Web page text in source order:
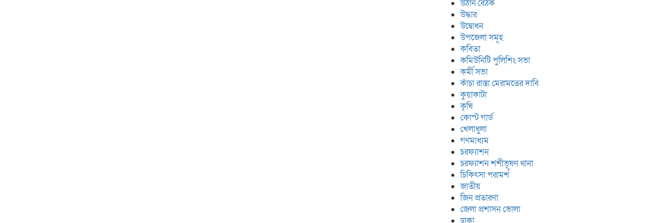
উঠান বৈঠক
উদ্ধার
উদ্বোধন
উপজেলা সমূহ
কবিতা
কমিউনিটি পুলিশিং সভা
কর্মী সভা
কাঁচা রাস্তা মেরামতের দাবি
কুয়াকাটা
কৃষি
কোস্ট গার্ড
খেলাধুলা
গণমাধ্যম
চরফ্যাশন
চরফ্যাশন শশীভূষণ থানা
চিকিৎসা পরামর্শ
জাতীয়
জিন প্রতারণা
জেলা প্রশাসন ভোলা